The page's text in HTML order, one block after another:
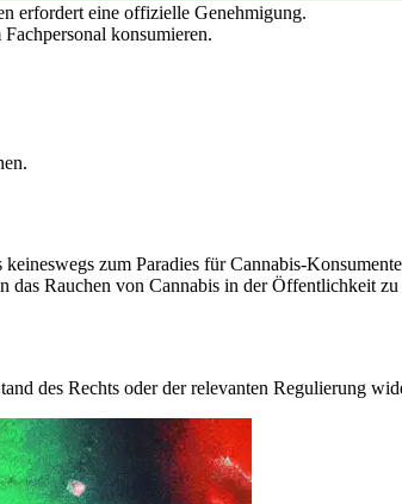
erfordert eine offizielle Genehmigung.
konsumieren.
zum Paradies für Cannabis-
Rauchen von Cannabis in der Öffentlichkeit
des Rechts oder der relevanten Regulierung